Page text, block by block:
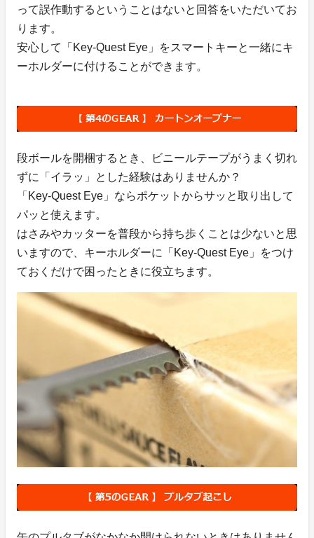
って誤作動するということはないと回答をいただいてお
ります。
安心して「Key-Quest Eye」をスマートキーと一緒にキ
ーホルダーに付けることができます。
段ボールを開梱するとき、ビニールテープがうまく切れ
ずに「イラッ」とした経験はありませんか？
「Key-Quest Eye」ならポケットからサッと取り出して
パッと使えます。
はさみやカッターを普段から持ち歩くことは少ないと思
いますので、キーホルダーに「Key-Quest Eye」をつけ
ておくだけで困ったときに役立ちます。